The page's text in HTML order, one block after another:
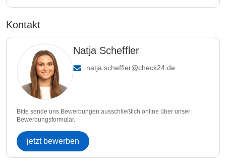
Kontakt
Natja Scheffler
natja.scheffler@check24.de
Bitte sende uns Bewerbungen ausschließlich online über unser
Bewerbungsformular.
jetzt bewerben